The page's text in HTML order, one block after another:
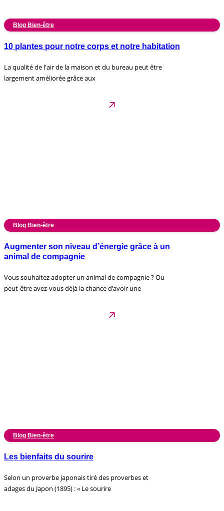
Blog Bien-être
10 plantes pour notre corps et notre habitation
La qualité de l'air de la maison et du bureau peut être
largement améliorée grâce aux
Blog Bien-être
Augmenter son niveau d’énergie grâce à un
animal de compagnie
Vous souhaitez adopter un animal de compagnie ? Ou
peut-être avez-vous déjà la chance d’avoir une
Blog Bien-être
Les bienfaits du sourire
Selon un proverbe japonais tiré des proverbes et
adages du Japon (1895) : « Le sourire